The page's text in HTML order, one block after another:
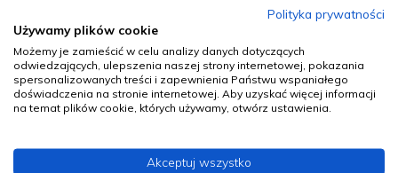
prov. Silesia
area: 4250 m2
Polityka prywatności
Używamy plików cookie
Możemy je zamieścić w celu analizy danych dotyczących
odwiedzających, ulepszenia naszej strony internetowej, pokazania
spersonalizowanych treści i zapewnienia Państwu wspaniałego
doświadczenia na stronie internetowej. Aby uzyskać więcej informacji
na temat plików cookie, których używamy, otwórz ustawienia.
Akceptuj wszystko